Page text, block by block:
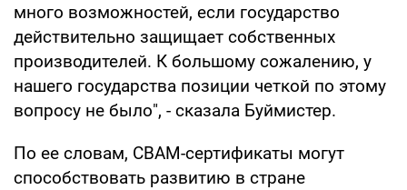
много возможностей, если государство
действительно защищает собственных
производителей. К большому сожалению, у
нашего государства позиции четкой по этому
вопросу не было", - сказала Буймистер.
По ее словам, СВАМ-сертификаты могут
способствовать развитию в стране